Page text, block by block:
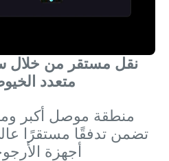
نقل مستقر من خلال
متعدد
منطقة موصل أكبر
تضمن تدفقًا مستقرًا
أجهزة